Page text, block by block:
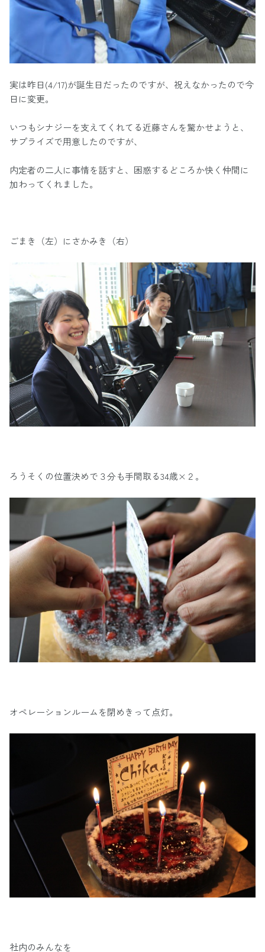
実は昨日(4/17)が誕生日だったのですが、祝えなかったので今
日に変更。
いつもシナジーを支えてくれてる近藤さんを驚かせようと、
サプライズで用意したのですが、
内定者の二人に事情を話すと、困惑するどころか快く仲間に
加わってくれました。
ごまき（左）にさかみき（右）
ろうそくの位置決めで３分も手間取る34歳×２。
オペレーションルームを閉めきって点灯。
社内のみんなを